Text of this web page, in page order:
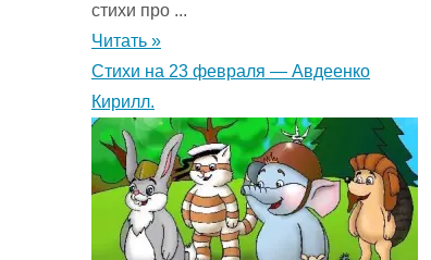
стихи про ...
Читать »
Стихи на 23 февраля — Авдеенко
Кирилл.